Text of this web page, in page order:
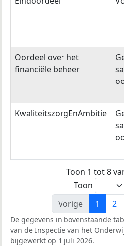
Oordeel over het
financiële beheer
KwaliteitszorgEnAmbitie
Toon 1 tot 8
Toon
Vorige
1 2
De gegevens in bovenstaande
van de Inspectie van het
bijgewerkt op 1 juli 2026.